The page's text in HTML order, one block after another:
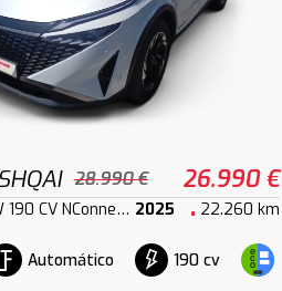
28.990 € 26.990 €
EPOWER 140 KW 190 CV NConnecta 2025 22.260 km
Automático 190 cv